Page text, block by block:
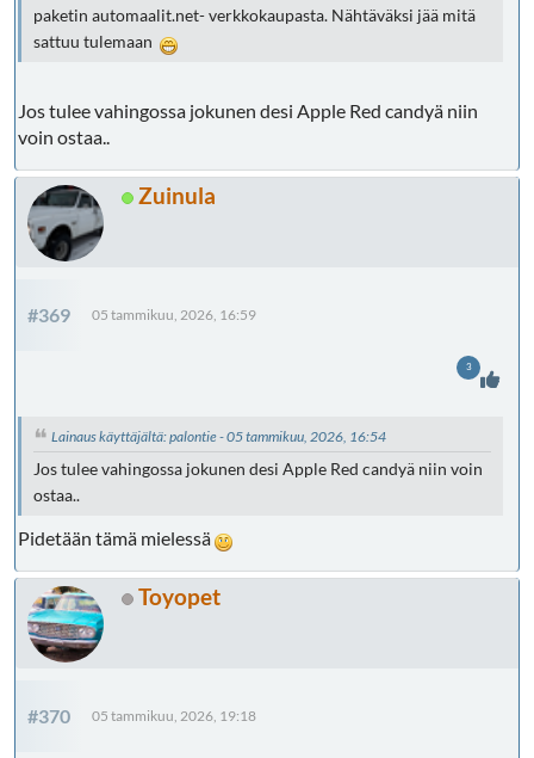
paketin automaalit.net- verkkokaupasta. Nähtäväksi jää mitä
sattuu tulemaan
Jos tulee vahingossa jokunen desi Apple Red candyä niin
voin ostaa..
Zuinula
#369 05 tammikuu, 2026, 16:59
Lainaus käyttäjältä: palontie - 05 tammikuu, 2026, 16:54
Jos tulee vahingossa jokunen desi Apple Red candyä niin voin
ostaa..
Pidetään tämä mielessä
3
Toyopet
#370 05 tammikuu, 2026, 19:18